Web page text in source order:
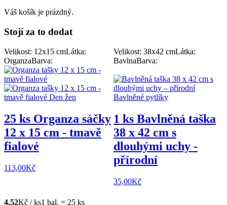
Váš košík je prázdný.
Stojí za to dodat
Velikost: 12x15 cmLátka:
OrganzaBarva:
25 ks Organza sáčky
12 x 15 cm - tmavě
fialové
113,00Kč
4,52Kč / ks1 bal. = 25 ks
Velikost: 38x42 cmLátka:
BavlnaBarva:
1 ks Bavlněná taška
38 x 42 cm s
dlouhými uchy -
přírodní
35,00Kč